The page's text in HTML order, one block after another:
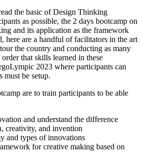
the basic of Design Thinking
as possible, the 2 days bootcamp on
and its application as the framework
here are a handful of facilitators in the art
the country and conducting as many
that skills learned in these
2023 where participants can
must be setup.
are to train participants to be able
and understand the difference
creativity, and invention
and types of innovations
for creative making based on